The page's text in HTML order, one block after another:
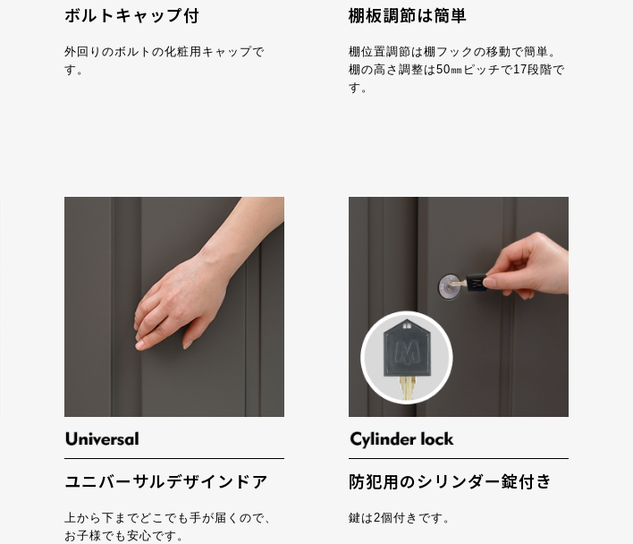
ボルトキャップ付
外回りのボルトの化粧用キャップで
す。
棚板調節は簡単
棚位置調節は棚フックの移動で簡単。
棚の高さ調整は50㎜ピッチで17段階で
す。
ユニバーサルデザインドア
上から下までどこでも手が届くので、
お子様でも安心です。
防犯用のシリンダー錠付き
鍵は2個付きです。